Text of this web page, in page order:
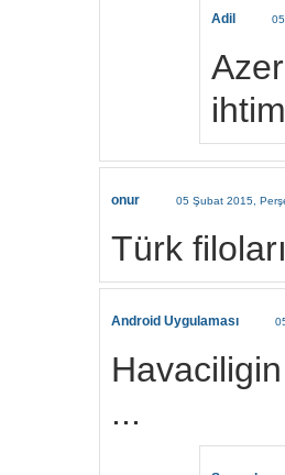
Adil
onur 05 Şubat 2015,
Türk
Android Uygulaması
...